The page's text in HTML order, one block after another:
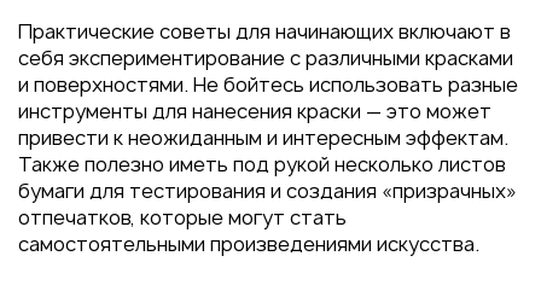
Практические советы для начинающих включают в
себя экспериментирование с различными красками
и поверхностями. Не бойтесь использовать разные
инструменты для нанесения краски — это может
привести к неожиданным и интересным эффектам.
Также полезно иметь под рукой несколько листов
бумаги для тестирования и создания «призрачных»
отпечатков, которые могут стать
самостоятельными произведениями искусства.